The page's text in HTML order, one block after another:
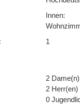
Innen:
1
2 Dame(n)
2 Herr(en)
0